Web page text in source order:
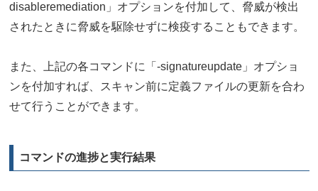
disableremediation」オプションを付加して、脅威が検出
されたときに脅威を駆除せずに検疫することもできます。
また、上記の各コマンドに「-signatureupdate」オプショ
ンを付加すれば、スキャン前に定義ファイルの更新を合わ
せて行うことができます。
コマンドの進捗と実行結果